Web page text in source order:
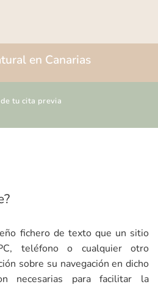
en Canarias
tu cita previa
fichero de texto que un sitio
teléfono o cualquier otro
sobre su navegación en dicho
necesarias para facilitar la